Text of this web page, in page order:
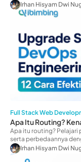
Irhan Hisyam Dwi
Full Stack Web
Apa Itu Routing?
Apa itu routing? Pelajari
serta perbedaannya
Irhan Hisyam Dwi